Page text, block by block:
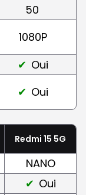
50
1080P
Oui
Oui
Redmi 15 5G
NANO
Oui